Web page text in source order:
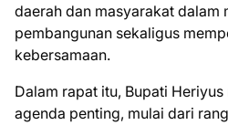
daerah dan masyarakat dalam
pembangunan sekaligus
kebersamaan.
Dalam rapat itu, Bupati
agenda penting, mulai dari